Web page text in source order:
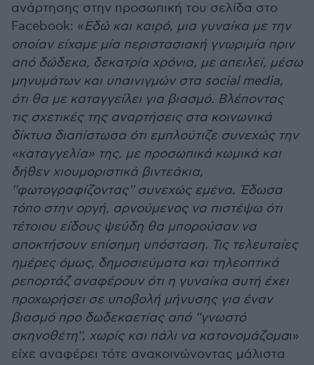
ανάρτησης στην προσωπική του σελίδα στο
Facebook: «Εδώ και καιρό, μια γυναίκα με την
οποίαν είχαμε μία περιστασιακή γνωριμία πριν
από δώδεκα, δεκατρία χρόνια, με απειλεί, μέσω
μηνυμάτων και υπαινιγμών στα social media,
ότι θα με καταγγείλει για βιασμό. Βλέποντας
τις σχετικές της αναρτήσεις στα κοινωνικά
δίκτυα διαπίστωσα ότι εμπλούτιζε συνεχώς την
«καταγγελία» της, με προσωπικά κωμικά και
δήθεν χιουμοριστικά βιντεάκια,
''φωτογραφίζοντας'' συνεχώς εμένα. Έδωσα
τόπο στην οργή, αρνούμενος να πιστέψω ότι
τέτοιου είδους ψεύδη θα μπορούσαν να
αποκτήσουν επίσημη υπόσταση. Τις τελευταίες
ημέρες όμως, δημοσιεύματα και τηλεοπτικά
ρεπορτάζ αναφέρουν ότι η γυναίκα αυτή έχει
προχωρήσει σε υποβολή μήνυσης για έναν
βιασμό προ δωδεκαετίας από ''γνωστό
σκηνοθέτη'', χωρίς και πάλι να κατονομάζομαι»
είχε αναφέρει τότε ανακοινώνοντας μάλιστα